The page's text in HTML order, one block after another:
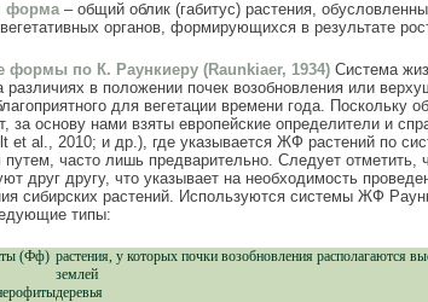
форма– общий облик (габитус) растения,
органов, формирующихся в результате
формы по К. Раункиеру (Raunkiaer, 1934) Система
различиях в положении почек возобновления или
для вегетации времени года.
за основу нами взяты европейские определители и
et al., 2010; и др.), где указывается ЖФ растений по
путем, часто лишь предварительно. Следует
друг другу, что указывает на необходимость
сибирских растений. Используются системы ЖФ
типы:
(Фф) растения, у которых почки возобновления располагаются
землей
деревья